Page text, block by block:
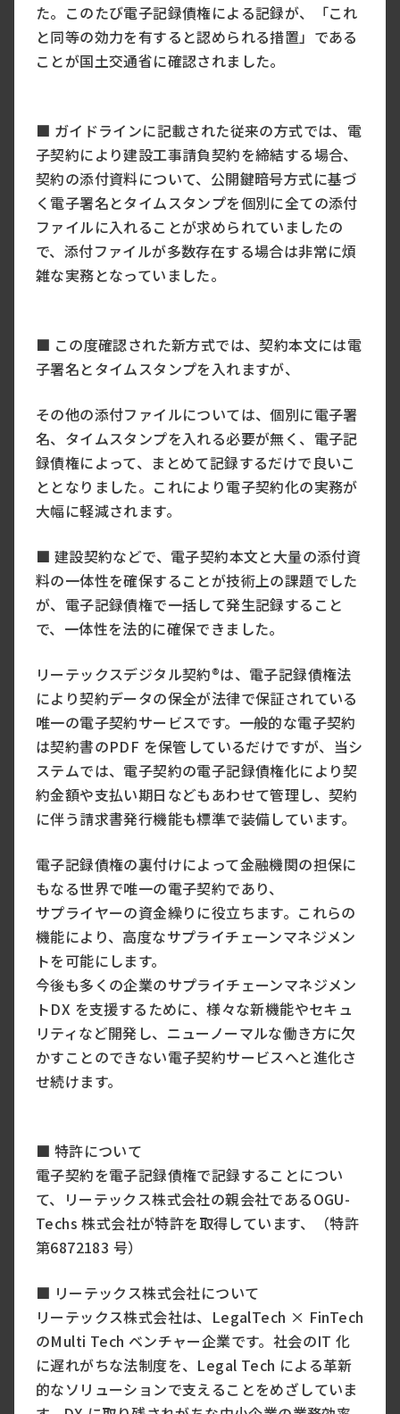
た。このたび電子記録債権による記録が、「これ
と同等の効力を有すると認められる措置」である
ことが国土交通省に確認されました。
■ ガイドラインに記載された従来の方式では、電
子契約により建設工事請負契約を締結する場合、
契約の添付資料について、公開鍵暗号方式に基づ
く電子署名とタイムスタンプを個別に全ての添付
ファイルに入れることが求められていましたの
で、添付ファイルが多数存在する場合は非常に煩
雑な実務となっていました。
■ この度確認された新方式では、契約本文には電
子署名とタイムスタンプを入れますが、
その他の添付ファイルについては、個別に電子署
名、タイムスタンプを入れる必要が無く、電子記
録債権によって、まとめて記録するだけで良いこ
ととなりました。これにより電子契約化の実務が
大幅に軽減されます。
■ 建設契約などで、電子契約本文と大量の添付資
料の一体性を確保することが技術上の課題でした
が、電子記録債権で一括して発生記録すること
で、一体性を法的に確保できました。
リーテックスデジタル契約®は、電子記録債権法
により契約データの保全が法律で保証されている
唯一の電子契約サービスです。一般的な電子契約
は契約書のPDF を保管しているだけですが、当シ
ステムでは、電子契約の電子記録債権化により契
約金額や支払い期日などもあわせて管理し、契約
に伴う請求書発行機能も標準で装備しています。
電子記録債権の裏付けによって金融機関の担保に
もなる世界で唯一の電子契約であり、
サプライヤーの資金繰りに役立ちます。これらの
機能により、高度なサプライチェーンマネジメン
トを可能にします。
今後も多くの企業のサプライチェーンマネジメン
トDX を支援するために、様々な新機能やセキュ
リティなど開発し、ニューノーマルな働き方に欠
かすことのできない電子契約サービスへと進化さ
せ続けます。
■ 特許について
電子契約を電子記録債権で記録することについ
て、リーテックス株式会社の親会社であるOGU-
Techs 株式会社が特許を取得しています、（特許
第6872183 号）
■ リーテックス株式会社について
リーテックス株式会社は、LegalTech × FinTech
のMulti Tech ベンチャー企業です。社会のIT 化
に遅れがちな法制度を、Legal Tech による革新
的なソリューションで支えることをめざしていま